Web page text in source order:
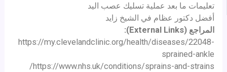
تعليمات ما بعد عملية تسليك عصب اليد
أفضل دكتور عظام في الشيخ زايد
المراجع (External Links):
https://my.clevelandclinic.org/health/diseases/22048-
sprained-ankle
https://www.nhs.uk/conditions/sprains-and-strains/